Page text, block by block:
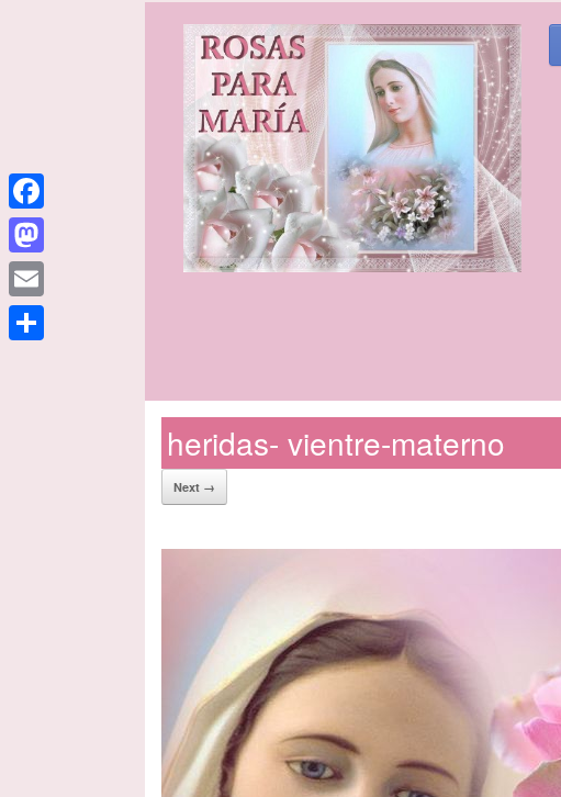
heridas- vientre-materno
Next →
Facebook
Mastodon
Email